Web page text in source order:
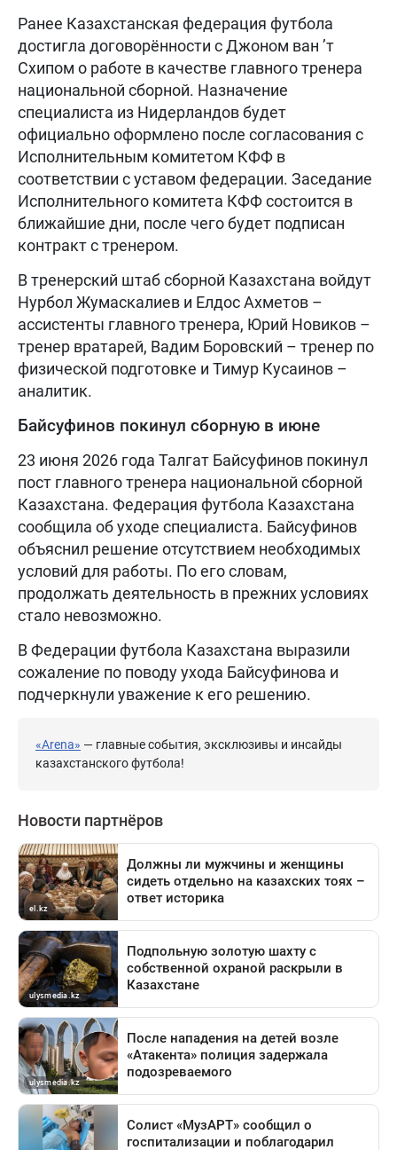
Ранее Казахстанская федерация футбола
достигла договорённости с Джоном ван ’т
Схипом о работе в качестве главного тренера
национальной сборной. Назначение
специалиста из Нидерландов будет
официально оформлено после согласования с
Исполнительным комитетом КФФ в
соответствии с уставом федерации. Заседание
Исполнительного комитета КФФ состоится в
ближайшие дни, после чего будет подписан
контракт с тренером.
В тренерский штаб сборной Казахстана войдут
Нурбол Жумаскалиев и Елдос Ахметов –
ассистенты главного тренера, Юрий Новиков –
тренер вратарей, Вадим Боровский – тренер по
физической подготовке и Тимур Кусаинов –
аналитик.
Байсуфинов покинул сборную в июне
23 июня 2026 года Талгат Байсуфинов покинул
пост главного тренера национальной сборной
Казахстана. Федерация футбола Казахстана
сообщила об уходе специалиста. Байсуфинов
объяснил решение отсутствием необходимых
условий для работы. По его словам,
продолжать деятельность в прежних условиях
стало невозможно.
В Федерации футбола Казахстана выразили
сожаление по поводу ухода Байсуфинова и
подчеркнули уважение к его решению.
«Arena» — главные события, эксклюзивы и инсайды
казахстанского футбола!